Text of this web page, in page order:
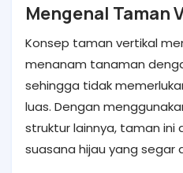
Mengenal Taman
Konsep taman vertikal
menanam tanaman
sehingga tidak
luas. Dengan
struktur lainnya, taman
suasana hijau yang segar